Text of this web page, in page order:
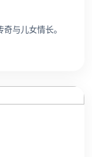
与儿女情长。